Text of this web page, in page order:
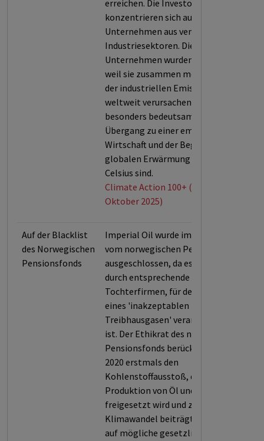
erreichen. Die Investoren
konzentrieren sich auf derzeit 169
Unternehmen aus verschiedenen
Industriesektoren. Die
Unternehmen wurden ausgewählt,
weil sie zusammen mehr als 80%
der industriellen Emissionen
weltweit verursachen und daher
besonders bedeutsam für den
Übergang zu einer emissionsfreien
Wirtschaft und der Begrenzung der
globalen Erwärmung um 1,5 Grad
Celsius sind.
Climate Action 100+ (Stand:
Oktober 2025)
Auf der Blacklist
des Norwegischen
Pensionsfonds
Imperial Oil wurde im Jahr 2020
vom norwegischen Pensionsfonds
ausgeschlossen, da es selbst oder
durch entsprechende
Tochterfirmen, für den Ausstoß
eines 'inakzeptablen Levels an
Treibhausgasen' verantwortlich
ist. Der Ethikrat des norwegischen
Pensionsfonds berücksichtigte
2020 erstmals den
Kohlenstoffausstoß, der bei der
Produktion von Öl und Ölsand
freigesetzt wird und zum
Klimawandel beiträgt. Im Hinblick
auf mögliche gesetzliche